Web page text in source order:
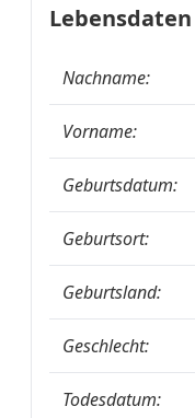
Lebensdaten
Nachname:
Vorname:
Geburtsdatum:
Geburtsort:
Geburtsland:
Geschlecht:
Todesdatum: